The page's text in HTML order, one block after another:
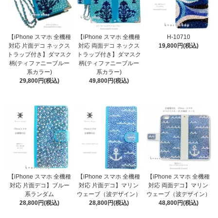
【iPhone スマホ 全機種
対応 片面デコ ネックス
トラップ付き】ダマスク
柄(ティファニーブルー
系カラー)
29,800円(税込)
【iPhone スマホ 全機種
対応 両面デコ ネックス
トラップ付き】ダマスク
柄(ティファニーブルー
系カラー)
49,800円(税込)
H-10710
19,800円(税込)
【iPhone スマホ 全機種
対応 片面デコ】ブルー
系ランダム
28,800円(税込)
【iPhone スマホ 全機種
対応 片面デコ】マリン
ウェーブ（波デザイン）
28,800円(税込)
【iPhone スマホ 全機種
対応 両面デコ】マリン
ウェーブ（波デザイン）
48,800円(税込)